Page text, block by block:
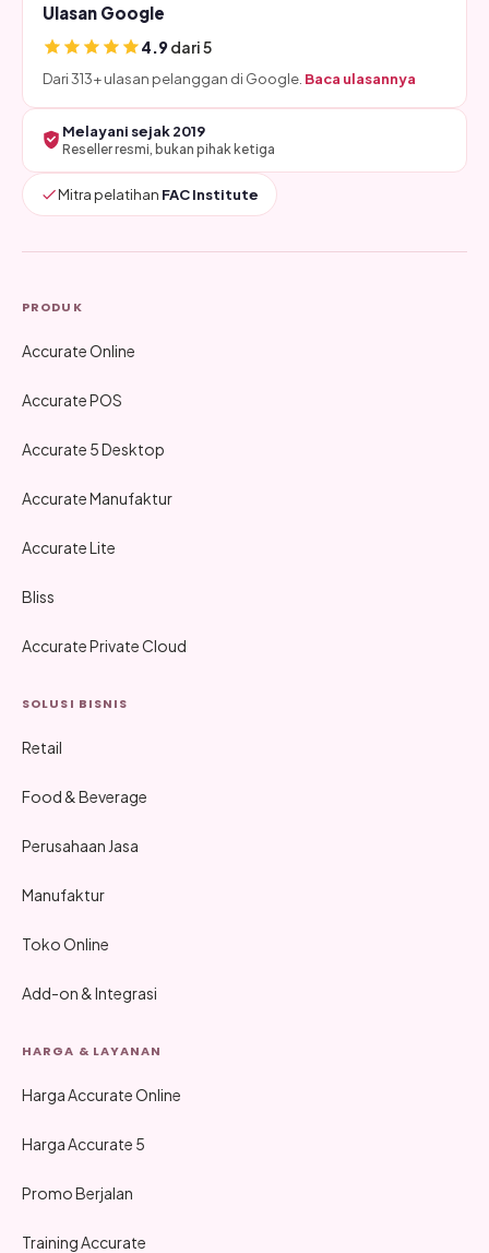
Ulasan Google
4.9dari 5
Dari 313+ ulasan pelanggan di Google. Baca ulasannya
Melayani sejak 2019
Reseller resmi, bukan pihak ketiga
Mitra pelatihan FAC Institute
PRODUK
Accurate Online
Accurate POS
Accurate 5 Desktop
Accurate Manufaktur
Accurate Lite
Bliss
Accurate Private Cloud
SOLUSI BISNIS
Retail
Food & Beverage
Perusahaan Jasa
Manufaktur
Toko Online
Add-on & Integrasi
HARGA & LAYANAN
Harga Accurate Online
Harga Accurate 5
Promo Berjalan
Training Accurate